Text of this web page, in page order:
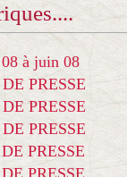
à juin 08
PRESSE
PRESSE
PRESSE
PRESSE
PRESSE